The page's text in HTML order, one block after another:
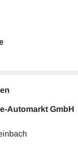
Automarkt GmbH